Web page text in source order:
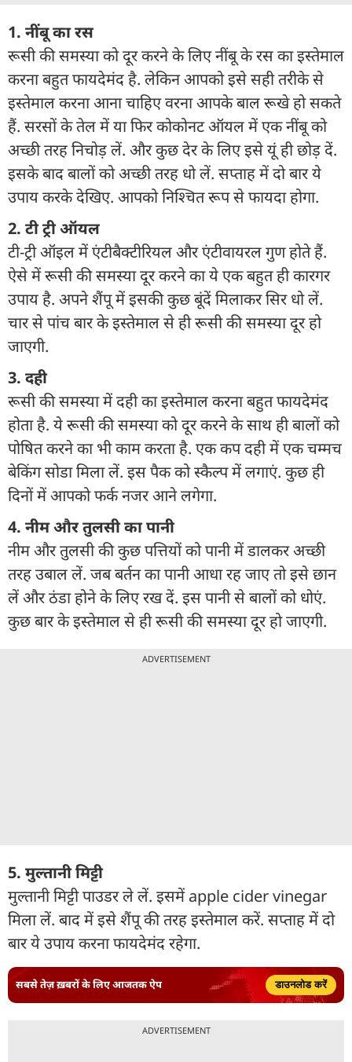
1. नींबू का रस
रूसी की समस्या को दूर करने के लिए नींबू के रस का इस्तेमाल
करना बहुत फायदेमंद है. लेकिन आपको इसे सही तरीके से
इस्तेमाल करना आना चाहिए वरना आपके बाल रूखे हो सकते
हैं. सरसों के तेल में या फिर कोकोनट ऑयल में एक नींबू को
अच्छी तरह निचोड़ लें. और कुछ देर के लिए इसे यूं ही छोड़ दें.
इसके बाद बालों को अच्छी तरह धो लें. सप्ताह में दो बार ये
उपाय करके देखिए. आपको निश्चित रूप से फायदा होगा.
2. टी ट्री ऑयल
टी-ट्री ऑइल में एंटीबैक्टीरियल और एंटीवायरल गुण होते हैं.
ऐसे में रूसी की समस्या दूर करने का ये एक बहुत ही कारगर
उपाय है. अपने शैंपू में इसकी कुछ बूंदें मिलाकर सिर धो लें.
चार से पांच बार के इस्तेमाल से ही रूसी की समस्या दूर हो
जाएगी.
3. दही
रूसी की समस्या में दही का इस्तेमाल करना बहुत फायदेमंद
होता है. ये रूसी की समस्या को दूर करने के साथ ही बालों को
पोषित करने का भी काम करता है. एक कप दही में एक चम्मच
बेकिंग सोडा मिला लें. इस पैक को स्कैल्प में लगाएं. कुछ ही
दिनों में आपको फर्क नजर आने लगेगा.
4. नीम और तुलसी का पानी
नीम और तुलसी की कुछ पत्तियों को पानी में डालकर अच्छी
तरह उबाल लें. जब बर्तन का पानी आधा रह जाए तो इसे छान
लें और ठंडा होने के लिए रख दें. इस पानी से बालों को धोएं.
कुछ बार के इस्तेमाल से ही रूसी की समस्या दूर हो जाएगी.
ADVERTISEMENT
5. मुल्तानी मिट्टी
मुल्तानी मिट्टी पाउडर ले लें. इसमें apple cider vinegar
मिला लें. बाद में इसे शैंपू की तरह इस्तेमाल करें. सप्ताह में दो
बार ये उपाय करना फायदेमंद रहेगा.
सबसे तेज़ ख़बरों के लिए आजतक ऐप डाउनलोड करें
ADVERTISEMENT